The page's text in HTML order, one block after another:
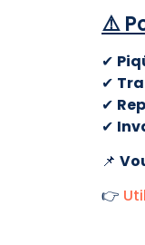
⚠️
✔
✔
✔
✔
📌
👉